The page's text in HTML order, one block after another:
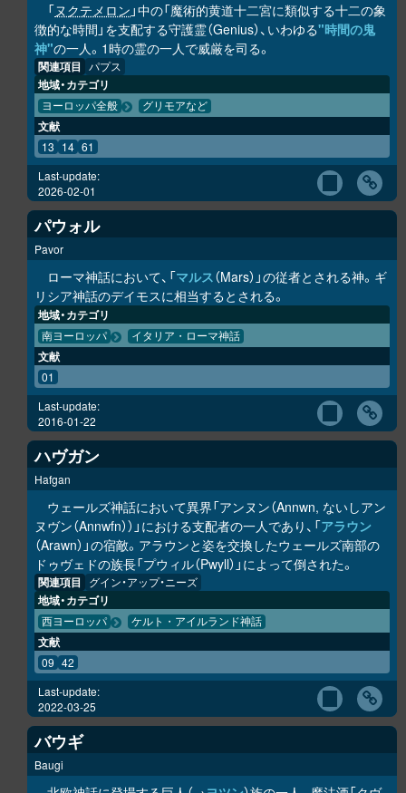
「ヌクテメロン 」中の「魔術的黄道十二宮に類似する十二の象
徴的な時間」を支配する守護霊（Genius）、いわゆる"時間の鬼
神"の一人。1時の霊の一人で威厳を司る。
関連項目 パプス
地域・カテゴリ
ヨーロッパ全般 グリモアなど
文献
13 14 61
Last-update:
2026-02-01
パウォル
Pavor
ローマ神話において、「マルス（Mars）」の従者とされる神。ギ
リシア神話のデイモスに相当するとされる。
地域・カテゴリ
南ヨーロッパ イタリア・ローマ神話
文献
01
Last-update:
2016-01-22
ハヴガン
Hafgan
ウェールズ神話において異界「アンヌン（Annwn, ないしアン
ヌヴン（Annwfn））」における支配者の一人であり、「アラウン
（Arawn）」の宿敵。アラウンと姿を交換したウェールズ南部の
ドゥヴェドの族長「プウィル（Pwyll）」によって倒された。
関連項目 グイン・アップ・ニーズ
地域・カテゴリ
西ヨーロッパ ケルト・アイルランド神話
文献
09 42
Last-update:
2022-03-25
バウギ
Baugi